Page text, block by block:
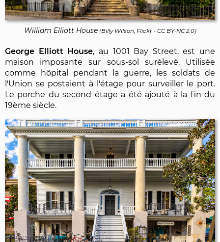
William Elliott House(Billy Wilson, Flickr- CC BY-NC 2.0)
George Elliott House, au 1001 Bay Street, est une
maison imposante sur sous-sol surélevé. Utilisée
comme hôpital pendant la guerre, les soldats de
l'Union se postaient à l'étage pour surveiller le port.
Le porche du second étage a été ajouté à la fin du
19ème siècle.